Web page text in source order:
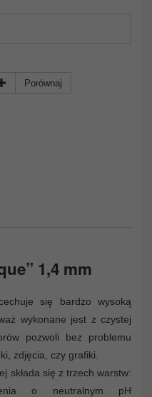
Porównaj
1,4 mm
się bardzo wysoką
wykonane jest z czystej
pozwoli bez problemu
zdjęcia, czy grafiki.
składa się z trzech warstw:
o neutralnym pH